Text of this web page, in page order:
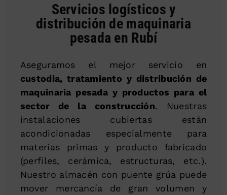
Servicios logísticos y
distribución de maquinaria
pesada en Rubí
Aseguramos el mejor servicio en
custodia, tratamiento y distribución de
maquinaria pesada y productos para el
sector de la construcción. Nuestras
instalaciones cubiertas están
acondicionadas especialmente para
materias primas y producto fabricado
(perfiles, cerámica, estructuras, etc.).
Nuestro almacén con puente grúa puede
mover mercancía de gran volumen y